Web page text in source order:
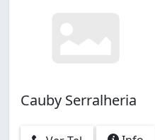
Cauby Serralheria